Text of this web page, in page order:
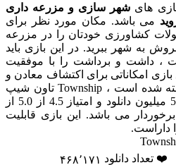
شهر سازی و مزرعه داری
باشد. مکان مورد نظر برای
خودتان را در مزرعه
شهر ببرید. در این بازی باید
و برداشت را با موفقیت
برای اکتشاف معادن و
همچنین دامداری در نظر گرفته شده است ، Township تاون شیپ
در مارکت گوگل با بیش از 50 میلیون دانلود و امتیاز 4.5 از 5.0 از
می باشد. این بازی قابلیت
دانلود ۴۶۸٬۱۷۱